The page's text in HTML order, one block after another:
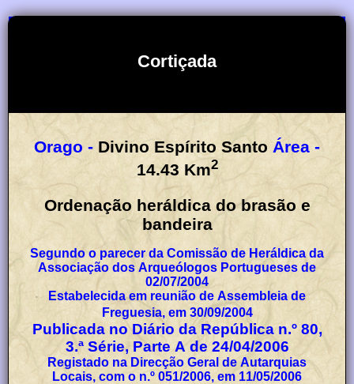
Cortiçada
Orago - Divino Espírito Santo Área -
14.43 Km2
Ordenação heráldica do brasão e
bandeira
Segundo o parecer da Comissão de Heráldica da
Associação dos Arqueólogos Portugueses de
02/07/2004
Estabelecida em reunião de Assembleia de
Freguesia, em 30/09/2004
Publicada no Diário da República n.º 80,
3.ª Série, Parte A de 24/04/2006
Registado na Direcção Geral de Autarquias
Locais, com o n.º 051/2006, em 11/05/2006